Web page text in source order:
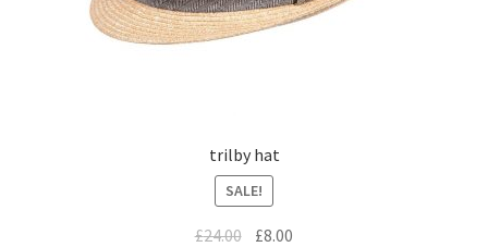
trilby hat
SALE!
£24.00 £8.00